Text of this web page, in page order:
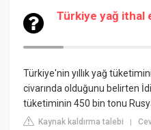
Türkiye yağ ithal
Türkiye'nin yıllık yağ
civarında olduğunu belirten
tüketiminin 450 bin tonu
Kaynak kaldırma talebi |